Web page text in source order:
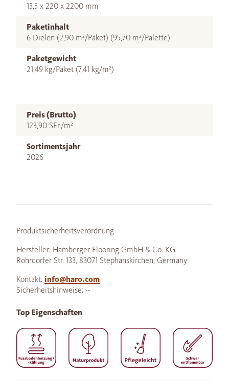
13,5 x 220 x 2200 mm
Paketinhalt
6 Dielen (2,90 m²/Paket) (95,70 m²/Palette)
Paketgewicht
21,49 kg/Paket (7,41 kg/m²)
Preis (Brutto)
123,90 SFr./m²
Sortimentsjahr
2026
Produktsicherheitsverordnung
Hersteller: Hamberger Flooring GmbH & Co. KG
Rohrdorfer Str. 133, 83071 Stephanskirchen, Germany
Kontakt: info@haro.com
Sicherheitshinweise: --
Top Eigenschaften